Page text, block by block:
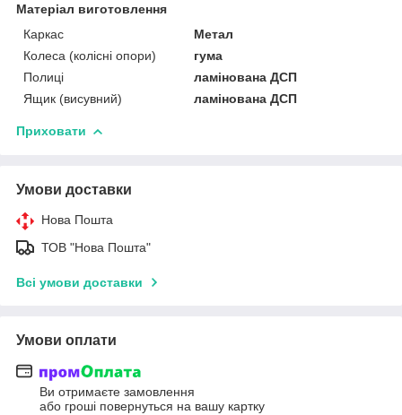
Матеріал виготовлення
Каркас
Метал
Колеса (колісні опори)
гума
Полиці
ламінована ДСП
Ящик (висувний)
ламінована ДСП
Приховати
Умови доставки
Нова Пошта
ТОВ "Нова Пошта"
Всі умови доставки
Умови оплати
Ви отримаєте замовлення
або гроші повернуться на вашу картку